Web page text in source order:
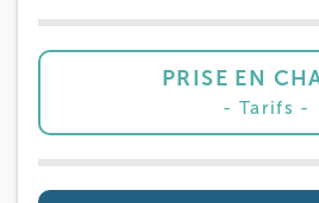
PRISE EN
Tarifs